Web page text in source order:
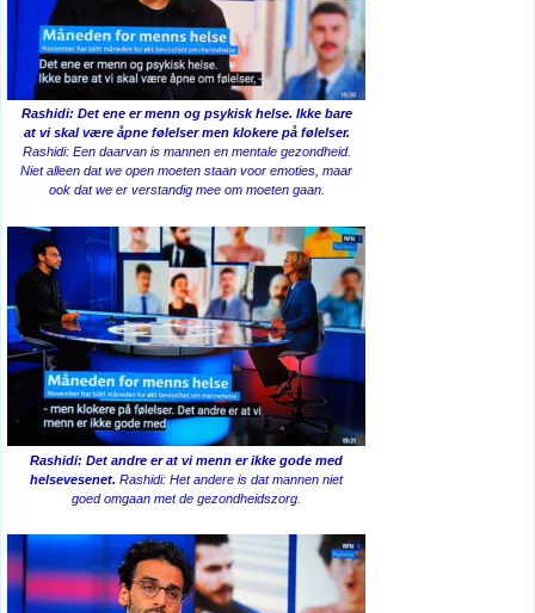
Rashidi: Det ene er menn og psykisk helse. Ikke bare
at vi skal være åpne følelser men klokere på følelser.
Rashidi: Een daarvan is mannen en mentale gezondheid.
Niet alleen dat we open moeten staan ​​voor emoties, maar
ook dat we er verstandig mee om moeten gaan.
Rashidi: Det andre er at vi menn er ikke gode med
helsevesenet. Rashidi: Het andere is dat mannen niet
goed omgaan met de gezondheidszorg.